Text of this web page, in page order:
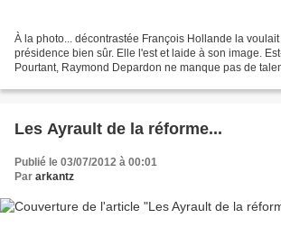
À la photo... décontrastée François Hollande la
présidence bien sûr. Elle l'est et laide à son image.
Pourtant, Raymond Depardon ne manque pas de
Les Ayrault de la réforme...
Publié le 03/07/2012 à 00:01
Par arkantz